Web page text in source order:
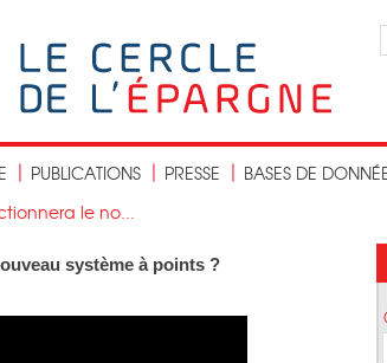
PUBLICATIONS PRESSE
BASES DE
le no...
système à points ?